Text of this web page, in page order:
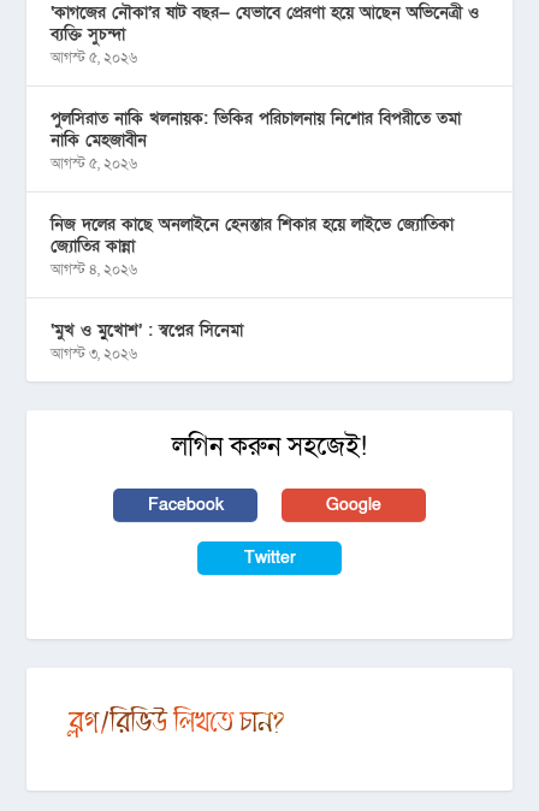
‘কাগজের নৌকা’র ষাট বছর— যেভাবে প্রেরণা হয়ে আছেন অভিনেত্রী ও
ব্যক্তি সুচন্দা
আগস্ট ৫, ২০২৬
পুলসিরাত নাকি খলনায়ক: ভিকির পরিচালনায় নিশোর বিপরীতে তমা
নাকি মেহজাবীন
আগস্ট ৫, ২০২৬
নিজ দলের কাছে অনলাইনে হেনস্তার শিকার হয়ে লাইভে জ্যোতিকা
জ্যোতির কান্না
আগস্ট ৪, ২০২৬
‘মুখ ও মু্খোশ’ : স্বপ্নের সিনেমা
আগস্ট ৩, ২০২৬
লগিন করুন সহজেই!
Facebook Google
Twitter